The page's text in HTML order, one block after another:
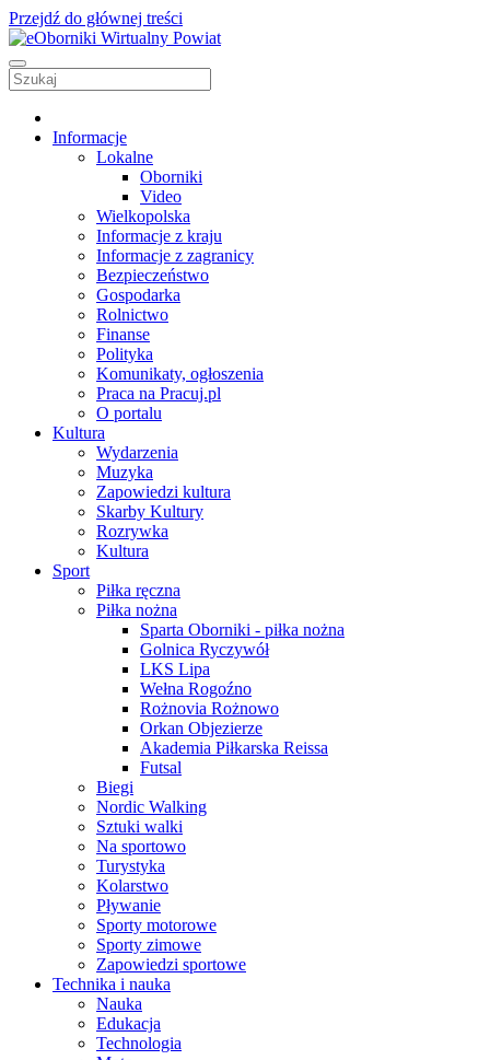
Przejdź do głównej treści
Informacje
Lokalne
Oborniki
Video
Wielkopolska
Informacje z kraju
Informacje z zagranicy
Bezpieczeństwo
Gospodarka
Rolnictwo
Finanse
Polityka
Komunikaty, ogłoszenia
Praca na Pracuj.pl
O portalu
Kultura
Wydarzenia
Muzyka
Zapowiedzi kultura
Skarby Kultury
Rozrywka
Kultura
Sport
Piłka ręczna
Piłka nożna
Sparta Oborniki - piłka nożna
Golnica Ryczywół
LKS Lipa
Wełna Rogoźno
Rożnovia Rożnowo
Orkan Objezierze
Akademia Piłkarska Reissa
Futsal
Biegi
Nordic Walking
Sztuki walki
Na sportowo
Turystyka
Kolarstwo
Pływanie
Sporty motorowe
Sporty zimowe
Zapowiedzi sportowe
Technika i nauka
Nauka
Edukacja
Technologia